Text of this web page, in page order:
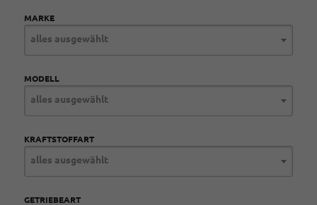
MARKE
alles ausgewählt
MODELL
alles ausgewählt
KRAFTSTOFFART
alles ausgewählt
GETRIEBEART